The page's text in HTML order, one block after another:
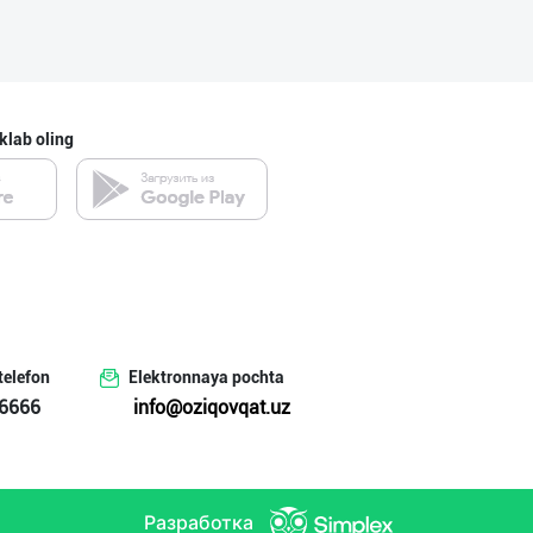
Ellino – Осиёни
Toshkent shahri
Хўжалик совун с
oling
Elektronnaya pochta
info@oziqovqat.uz
Разработка